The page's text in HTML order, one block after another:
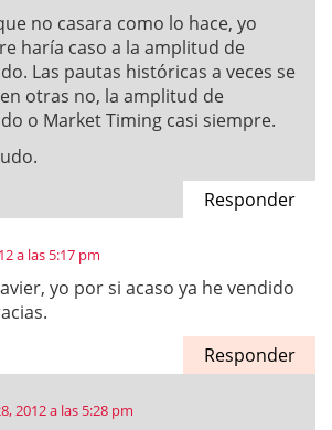
no casara como lo hace, yo
haría caso a la amplitud de
Las pautas históricas a veces se
otras no, la amplitud de
o Market Timing casi siempre.
Responder
a las 5:17 pm
yo por si acaso ya he vendido
Responder
2012 a las 5:28 pm